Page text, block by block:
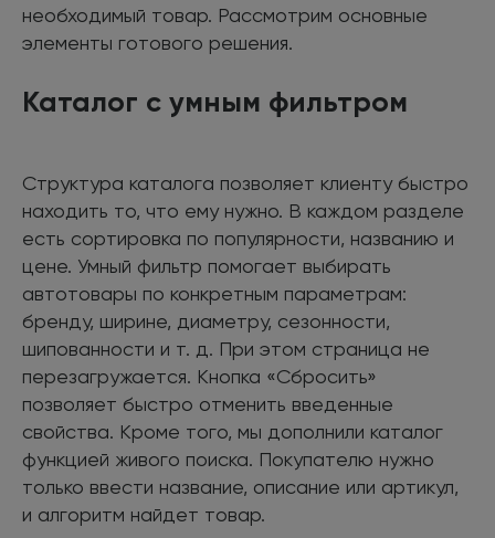
необходимый товар. Рассмотрим основные
элементы готового решения.
Каталог с умным фильтром
Структура каталога позволяет клиенту быстро
находить то, что ему нужно. В каждом разделе
есть сортировка по популярности, названию и
цене. Умный фильтр помогает выбирать
автотовары по конкретным параметрам:
бренду, ширине, диаметру, сезонности,
шипованности и т. д. При этом страница не
перезагружается. Кнопка «Сбросить»
позволяет быстро отменить введенные
свойства. Кроме того, мы дополнили каталог
функцией живого поиска. Покупателю нужно
только ввести название, описание или артикул,
и алгоритм найдет товар.